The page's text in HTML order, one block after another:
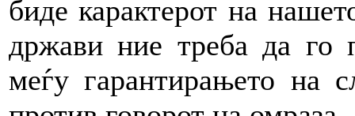
биде карактерот на
држави ние треба да го
меѓу гарантирањето на